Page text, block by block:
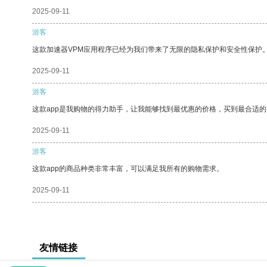
2025-09-11
游客
这款加速器VPM应用程序已经为我们带来了无限的隐私保护和安全性保护。
2025-09-11
游客
这款app是我购物的得力助手，让我能够找到最优惠的价格，买到最合适的
2025-09-11
游客
这款app的商品种类非常丰富，可以满足我所有的购物需求。
2025-09-11
友情链接